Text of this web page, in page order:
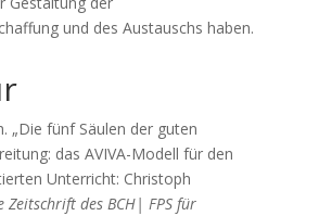
und des Austauschs haben.
„Die fünf Säulen der guten
das AVIVA-Modell für den
Unterricht: Christoph
Zeitschrift des BCH| FPS für